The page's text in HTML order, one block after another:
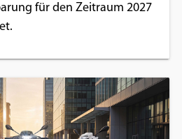
für den Zeitraum 2027